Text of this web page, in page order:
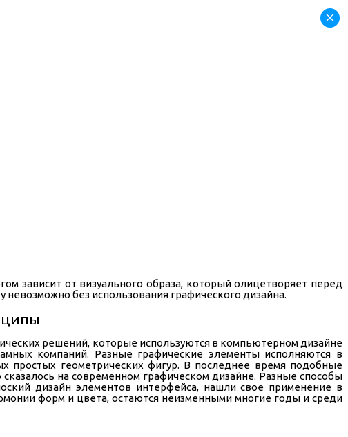
зависит от визуального образа, который олицетворяет перед
без использования графического дизайна.
решений, которые используются в компьютерном дизайне
компаний. Разные графические элементы исполняются в
простых геометрических фигур. В последнее время подобные
на современном графическом дизайне. Разные способы
дизайн элементов интерфейса, нашли свое применение в
форм и цвета, остаются неизменными многие годы и среди
×